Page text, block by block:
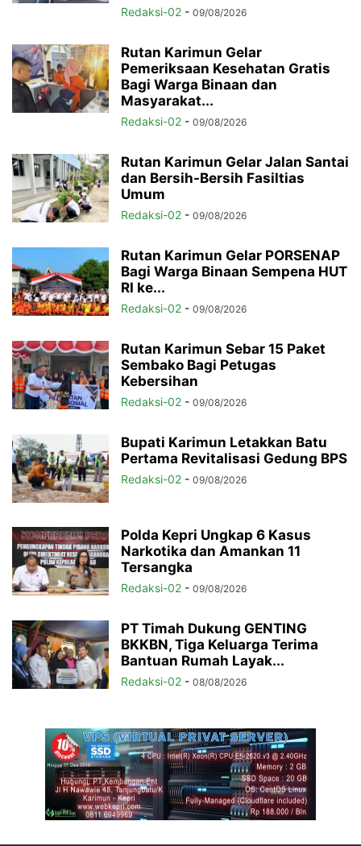
Redaksi-02 - 09/08/2026
Rutan Karimun Gelar
Pemeriksaan Kesehatan Gratis
Bagi Warga Binaan dan
Masyarakat...
Redaksi-02 - 09/08/2026
Rutan Karimun Gelar Jalan Santai
dan Bersih-Bersih Fasiltias
Umum
Redaksi-02 - 09/08/2026
Rutan Karimun Gelar PORSENAP
Bagi Warga Binaan Sempena HUT
RI ke...
Redaksi-02 - 09/08/2026
Rutan Karimun Sebar 15 Paket
Sembako Bagi Petugas
Kebersihan
Redaksi-02 - 09/08/2026
Bupati Karimun Letakkan Batu
Pertama Revitalisasi Gedung BPS
Redaksi-02 - 09/08/2026
Polda Kepri Ungkap 6 Kasus
Narkotika dan Amankan 11
Tersangka
Redaksi-02 - 09/08/2026
PT Timah Dukung GENTING
BKKBN, Tiga Keluarga Terima
Bantuan Rumah Layak...
Redaksi-02 - 08/08/2026